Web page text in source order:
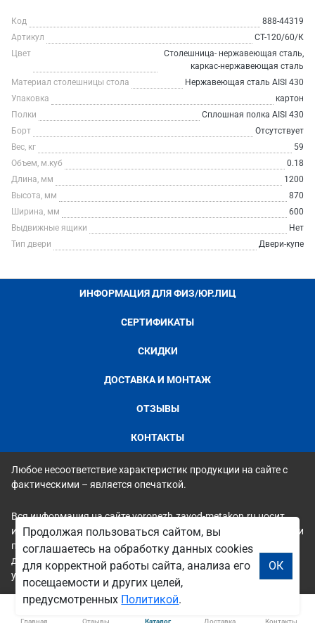
Код
888-44319
Артикул
СТ-120/60/К
Цвет
Столешница- нержавеющая сталь,
каркас-нержавеющая сталь
Материал столешницы стола
Нержавеющая сталь AISI 430
Упаковка
картон
Полки
Сплошная полка AISI 430
Борт
Отсутствует
Вес, кг
59
Объем, м.куб
0.18
Длина, мм
1200
Высота, мм
870
Ширина, мм
600
Выдвижные ящики
Нет
Тип двери
Двери-купе
ИНФОРМАЦИЯ ДЛЯ ФИЗ/ЮР.ЛИЦ
СЕРТИФИКАТЫ
СКИДКИ
ДОСТАВКА И МОНТАЖ
ОТЗЫВЫ
КОНТАКТЫ
Любое несоответствие характеристик продукции на сайте с
фактическими – является опечаткой.
Вся информация на сайте voronezh.zavod-metakon.ru носит
исключительно ознакомительный и справочный характер и ни
при каких условиях не является публичной офертой. Всю
дополнительную информацию можно узнать по телефонам
указанным на сайте.
Главная Отзывы Каталог Доставка Контакты
Продолжая пользоваться сайтом, вы
соглашаетесь на обработку данных cookies
для корректной работы сайта, анализа его
посещаемости и других целей,
предусмотренных Политикой.
ОК